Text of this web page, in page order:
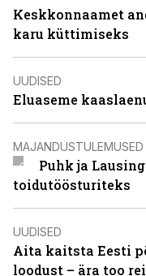
Keskkonnaamet
karu küttimiseks
UUDISED
Eluaseme
MAJANDUSTULEMUSED
Puhk ja
toidutöösturiteks
UUDISED
Aita kaitsta Eesti
loodust – ära too